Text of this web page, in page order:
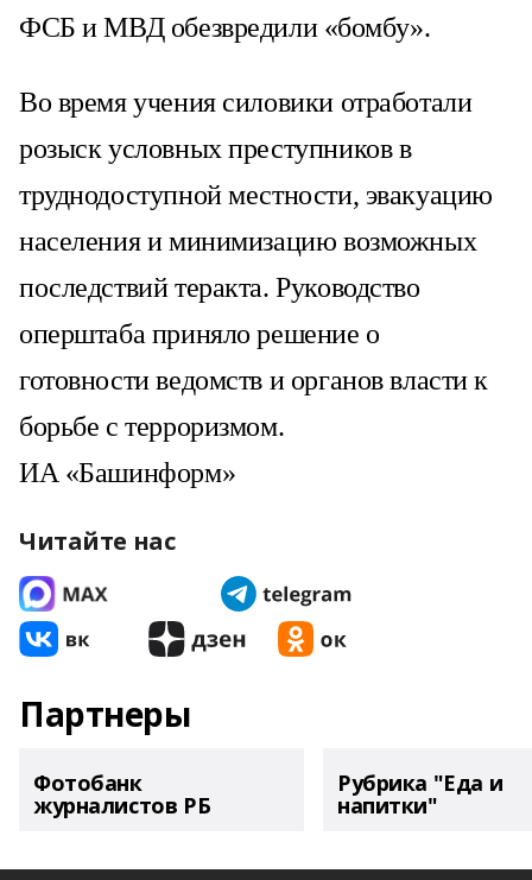
ФСБ и МВД обезвредили «бомбу».
Во время учения силовики отработали
розыск условных преступников в
труднодоступной местности, эвакуацию
населения и минимизацию возможных
последствий теракта. Руководство
оперштаба приняло решение о
готовности ведомств и органов власти к
борьбе с терроризмом.
ИА «Башинформ»
Читайте нас
Партнеры
Фотобанк
журналистов РБ
Рубрика "Еда и
напитки"